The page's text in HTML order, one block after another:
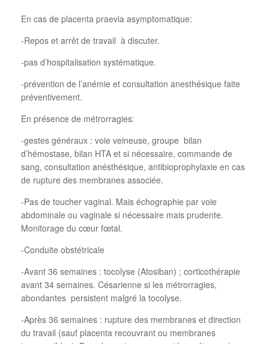
En cas de placenta praevia asymptomatique:
-Repos et arrêt de travail à discuter.
-pas d’hospitalisation systématique.
-prévention de l’anémie et consultation anesthésique faite
préventivement.
En présence de métrorragies:
-gestes généraux : voie veineuse, groupe bilan
d’hémostase, bilan HTA et si nécessaire, commande de
sang, consultation anésthésique, antibioprophylaxie en cas
de rupture des membranes associée.
-Pas de toucher vaginal. Mais échographie par voie
abdominale ou vaginale si nécessaire mais prudente.
Monitorage du cœur fœtal.
-Conduite obstétricale
-Avant 36 semaines : tocolyse (Atosiban) ; corticothérapie
avant 34 semaines. Césarienne si les métrorragies,
abondantes persistent malgré la tocolyse.
-Après 36 semaines : rupture des membranes et direction
du travail (sauf placenta recouvrant ou membranes